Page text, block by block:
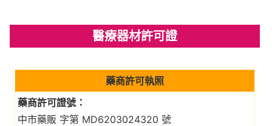
醫療器材許可證
藥商許可執照
藥商許可證號：
中市藥販 字第 MD6203024320 號